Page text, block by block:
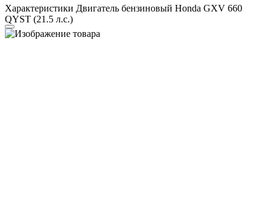
Характеристики Двигатель бензиновый Honda GXV 660
QYST (21.5 л.с.)